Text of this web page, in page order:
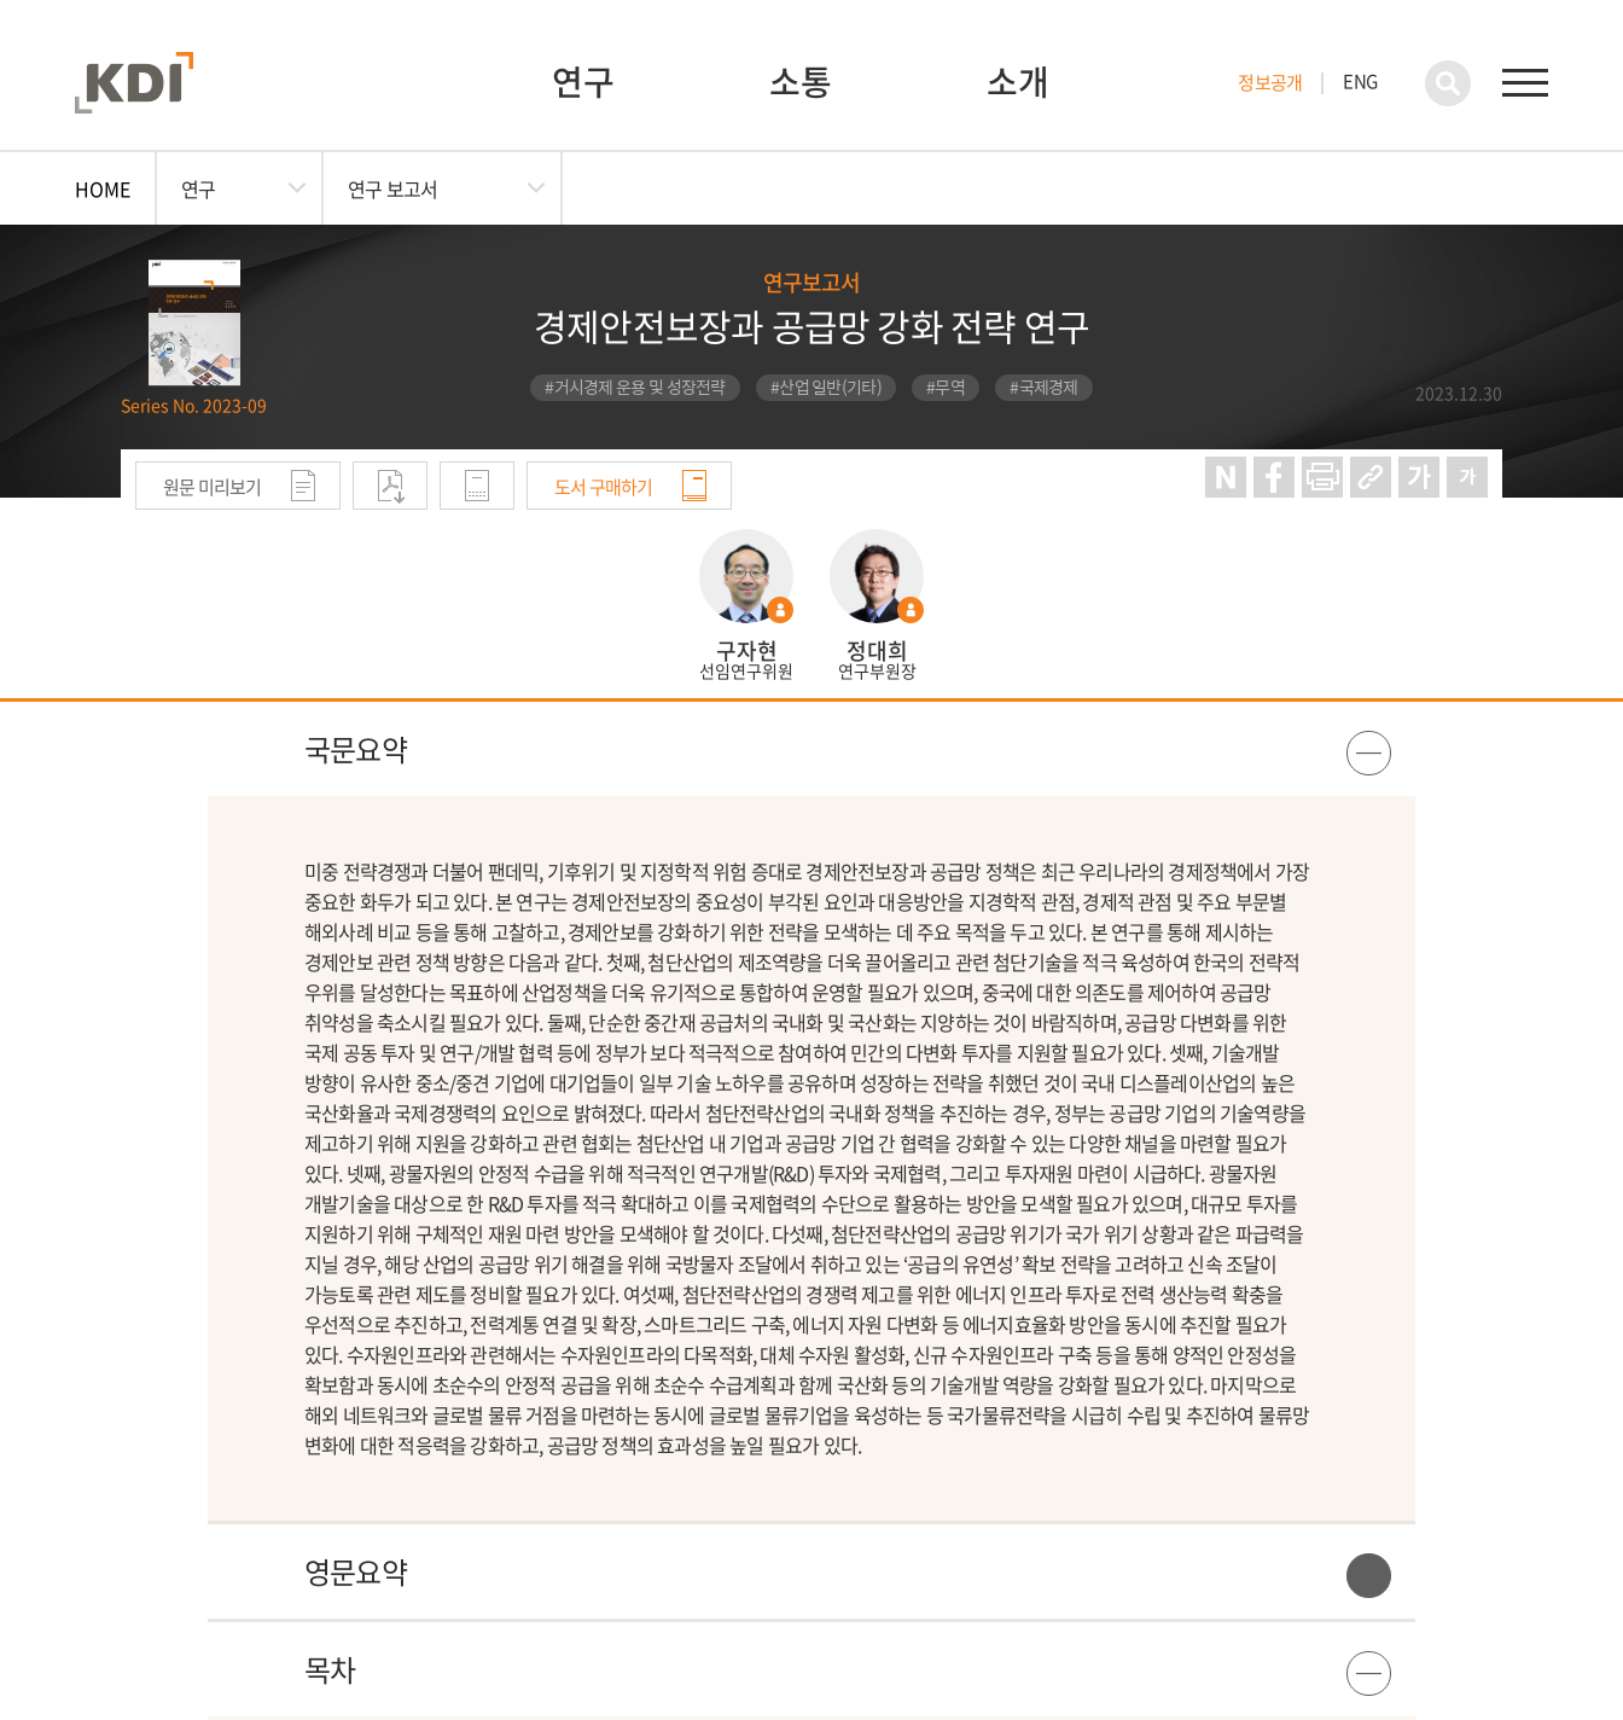
연구 소통 소개 정보공개 ENG
HOME 연구 연구 보고서
Series No. 2023-09
연구보고서
경제안전보장과 공급망 강화 전략 연구
#거시경제 운용 및 성장전략 #산업 일반(기타) #무역 #국제경제 2023.12.30
원문 미리보기 도서 구매하기
구자현
선임연구위원
정대희
연구부원장
국문요약
미중 전략경쟁과 더불어 팬데믹, 기후위기 및 지정학적 위험 증대로 경제안전보장과 공급망 정책은 최근 우리나라의 경제정책에서 가장
중요한 화두가 되고 있다. 본 연구는 경제안전보장의 중요성이 부각된 요인과 대응방안을 지경학적 관점, 경제적 관점 및 주요 부문별
해외사례 비교 등을 통해 고찰하고, 경제안보를 강화하기 위한 전략을 모색하는 데 주요 목적을 두고 있다. 본 연구를 통해 제시하는
경제안보 관련 정책 방향은 다음과 같다. 첫째, 첨단산업의 제조역량을 더욱 끌어올리고 관련 첨단기술을 적극 육성하여 한국의 전략적
우위를 달성한다는 목표하에 산업정책을 더욱 유기적으로 통합하여 운영할 필요가 있으며, 중국에 대한 의존도를 제어하여 공급망
취약성을 축소시킬 필요가 있다. 둘째, 단순한 중간재 공급처의 국내화 및 국산화는 지양하는 것이 바람직하며, 공급망 다변화를 위한
국제 공동 투자 및 연구/개발 협력 등에 정부가 보다 적극적으로 참여하여 민간의 다변화 투자를 지원할 필요가 있다. 셋째, 기술개발
방향이 유사한 중소/중견 기업에 대기업들이 일부 기술 노하우를 공유하며 성장하는 전략을 취했던 것이 국내 디스플레이산업의 높은
국산화율과 국제경쟁력의 요인으로 밝혀졌다. 따라서 첨단전략산업의 국내화 정책을 추진하는 경우, 정부는 공급망 기업의 기술역량을
제고하기 위해 지원을 강화하고 관련 협회는 첨단산업 내 기업과 공급망 기업 간 협력을 강화할 수 있는 다양한 채널을 마련할 필요가
있다. 넷째, 광물자원의 안정적 수급을 위해 적극적인 연구개발(R&D) 투자와 국제협력, 그리고 투자재원 마련이 시급하다. 광물자원
개발기술을 대상으로 한 R&D 투자를 적극 확대하고 이를 국제협력의 수단으로 활용하는 방안을 모색할 필요가 있으며, 대규모 투자를
지원하기 위해 구체적인 재원 마련 방안을 모색해야 할 것이다. 다섯째, 첨단전략산업의 공급망 위기가 국가 위기 상황과 같은 파급력을
지닐 경우, 해당 산업의 공급망 위기 해결을 위해 국방물자 조달에서 취하고 있는 ‘공급의 유연성’ 확보 전략을 고려하고 신속 조달이
가능토록 관련 제도를 정비할 필요가 있다. 여섯째, 첨단전략산업의 경쟁력 제고를 위한 에너지 인프라 투자로 전력 생산능력 확충을
우선적으로 추진하고, 전력계통 연결 및 확장, 스마트그리드 구축, 에너지 자원 다변화 등 에너지효율화 방안을 동시에 추진할 필요가
있다. 수자원인프라와 관련해서는 수자원인프라의 다목적화, 대체 수자원 활성화, 신규 수자원인프라 구축 등을 통해 양적인 안정성을
확보함과 동시에 초순수의 안정적 공급을 위해 초순수 수급계획과 함께 국산화 등의 기술개발 역량을 강화할 필요가 있다. 마지막으로
해외 네트워크와 글로벌 물류 거점을 마련하는 동시에 글로벌 물류기업을 육성하는 등 국가물류전략을 시급히 수립 및 추진하여 물류망
변화에 대한 적응력을 강화하고, 공급망 정책의 효과성을 높일 필요가 있다.
영문요약
목차